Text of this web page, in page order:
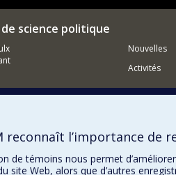
science politique
Nouvelles
Activités
reconnaît l’importance de
de témoins nous permet
site Web, alors que d’autres